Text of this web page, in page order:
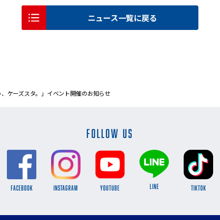
ニュース一覧に戻る
ケーズスタ。」イベント開催のお知らせ
FOLLOW US
FACEBOOK INSTAGRAM YOUTUBE LINE TikTok